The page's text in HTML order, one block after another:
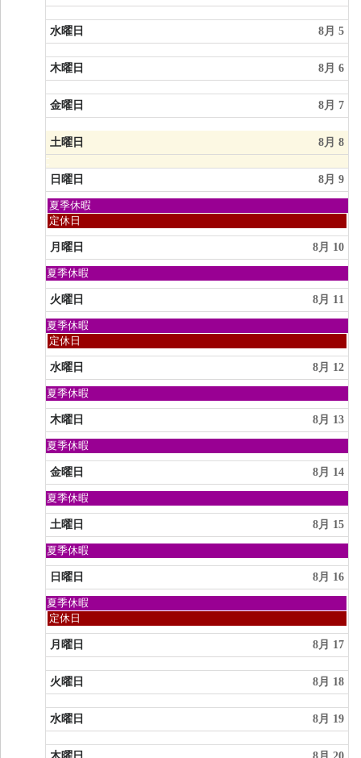
2026
水曜日 8月 5
木曜日 8月 6
金曜日 8月 7
土曜日 8月 8
日曜日 8月 9
日
曜
日,
8
月
9th
2026
夏季休暇
日
曜
日,
8
月
2026
定休日
月曜日 8月 10
日
曜
日,
8
月
9th
2026
夏季休暇
火曜日 8月 11
日
曜
日,
8
月
9th
2026
夏季休暇
火
曜
日,
8
月
2026
定休日
水曜日 8月 12
日
曜
日,
8
月
2026
夏季休暇
木曜日 8月 13
日
曜
日,
8
月
2026
夏季休暇
金曜日 8月 14
日
曜
日,
8
月
2026
夏季休暇
土曜日 8月 15
日
曜
日,
8
月
9th
2026
夏季休暇
日曜日 8月 16
日
曜
日,
月
2026
夏季休暇
日
曜
日,
8
月
16th
2026
定休日
月曜日 8月 17
火曜日 8月 18
水曜日 8月 19